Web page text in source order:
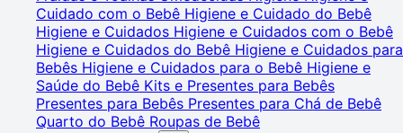
Cuidado com o Bebê Higiene e Cuidado do Bebê
Higiene e Cuidados Higiene e Cuidados com o Bebê
Higiene e Cuidados do Bebê Higiene e Cuidados para
Bebês Higiene e Cuidados para o Bebê Higiene e
Saúde do Bebê Kits e Presentes para Bebês
Presentes para Bebês Presentes para Chá de Bebê
Quarto do Bebê Roupas de Bebê